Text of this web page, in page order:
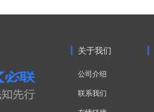
关于我们
公司介绍
联系我们